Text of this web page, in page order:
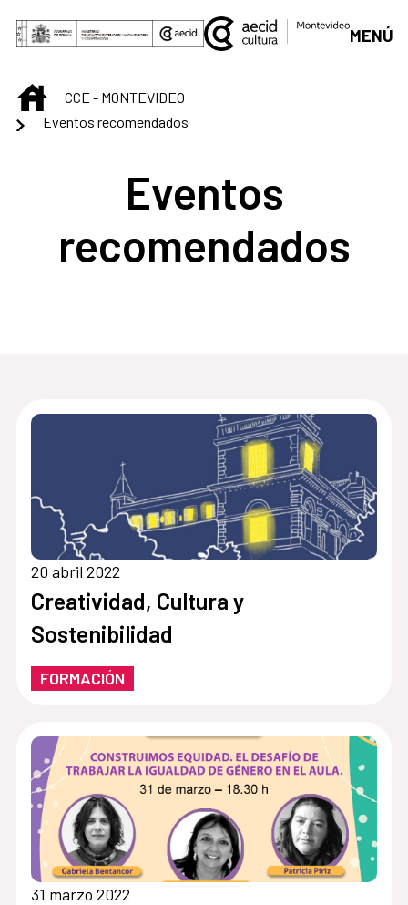
Saltar al contenido principal
MENÚ
INICIOCCE - MONTEVIDEO
Eventos recomendados
Eventos
recomendados
20 abril 2022
Creatividad, Cultura y
Sostenibilidad
FORMACIÓN
31 marzo 2022